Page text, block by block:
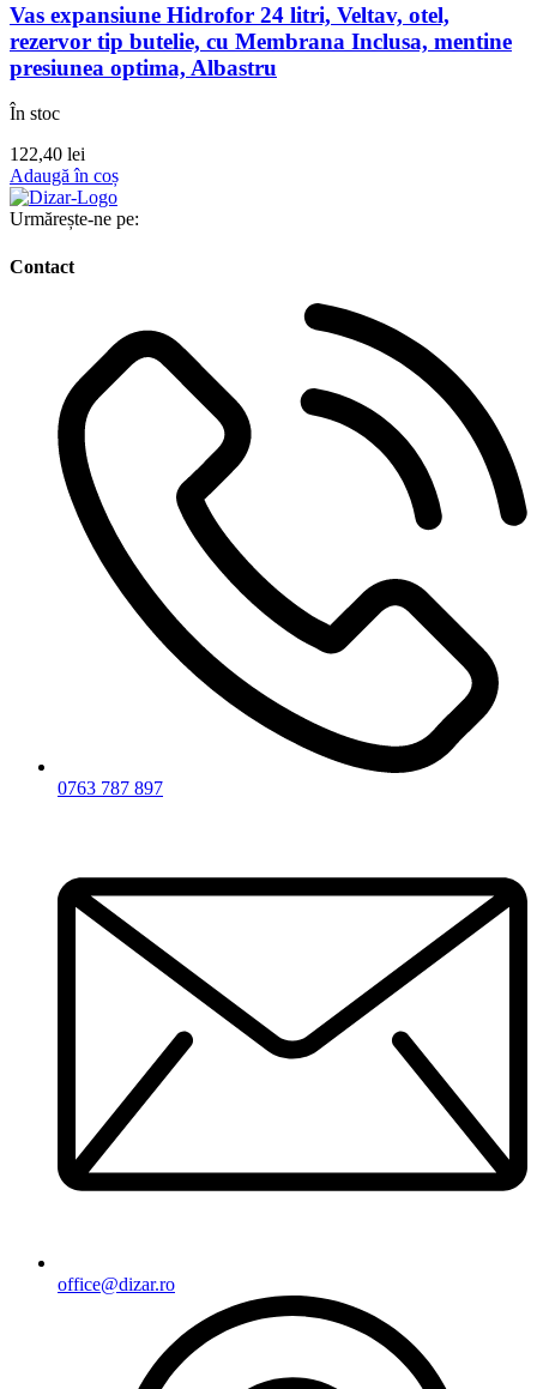
Vas expansiune Hidrofor 24 litri, Veltav, otel,
rezervor tip butelie, cu Membrana Inclusa, mentine
presiunea optima, Albastru
În stoc
122,40 lei
Adaugă în coș
Urmărește-ne pe:
Contact
0763 787 897
office@dizar.ro